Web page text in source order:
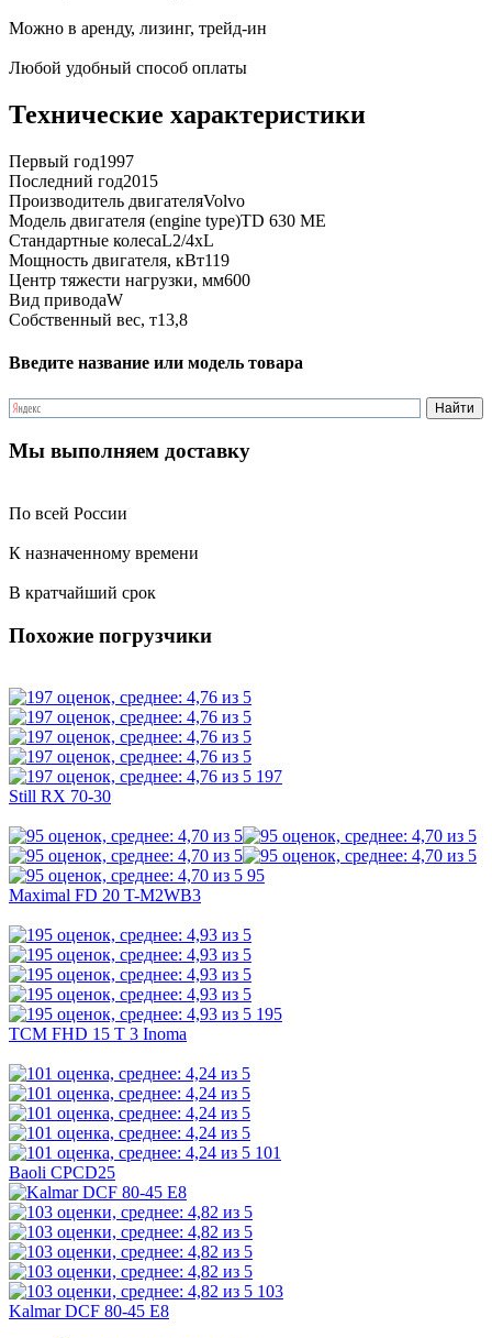
Можно в аренду, лизинг, трейд-ин
Любой удобный способ оплаты
Технические характеристики
Первый год1997
Последний год2015
Производитель двигателяVolvo
Модель двигателя (engine type)TD 630 ME
Стандартные колесаL2/4xL
Мощность двигателя, кВт119
Центр тяжести нагрузки, мм600
Вид приводаW
Собственный вес, т13,8
Введите название или модель товара
Мы выполняем доставку
По всей России
К назначенному времени
В кратчайший срок
Похожие погрузчики
197
Still RX 70-30
95
Maximal FD 20 T-M2WB3
195
TCM FHD 15 T 3 Inoma
101
Baoli CPCD25
103
Kalmar DCF 80-45 E8